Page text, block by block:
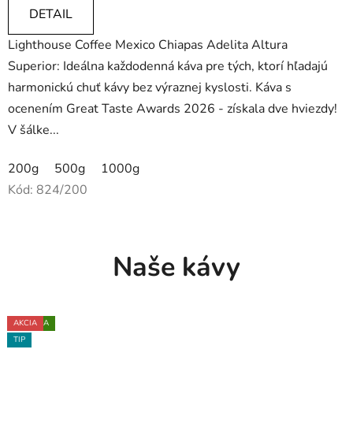
4,9
z
5
hviezdičiek.
DETAIL
Lighthouse Coffee Mexico Chiapas Adelita Altura
Superior: Ideálna každodenná káva pre tých, ktorí hľadajú
harmonickú chuť kávy bez výraznej kyslosti. Káva s
ocenením Great Taste Awards 2026 - získala dve hviezdy!
V šálke...
200g 500g
1000g
Kód: 824/200
Naše kávy
NOVINKA
TIP
TIP
TIP
TIP
NOVINKA
TIP
AKCIA
TIP